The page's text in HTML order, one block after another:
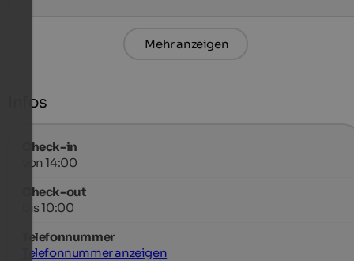
Mehr anzeigen
Infos
Check-in
von 14:00
Check-out
bis 10:00
Telefonnummer
Telefonnummer anzeigen